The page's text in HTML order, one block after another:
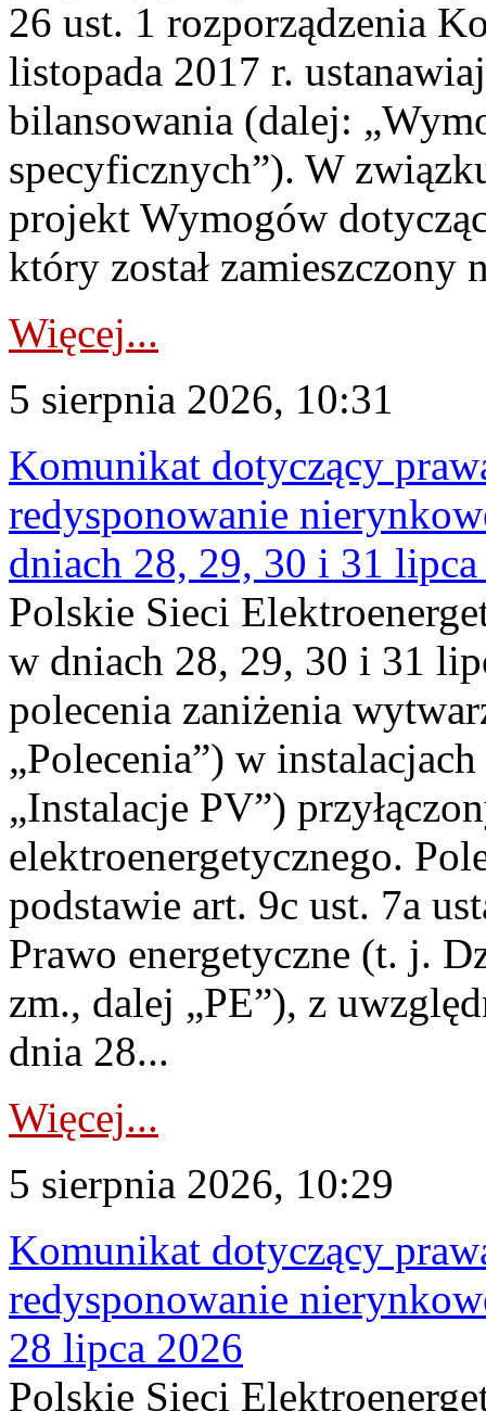
26 ust. 1 rozporządzenia
listopada 2017 r.
bilansowania (dalej:
specyficznych”). W
projekt Wymogów
który został zamieszczony
Więcej...
5 sierpnia 2026, 10:31
Komunikat dotyczący
redysponowanie
dniach 28, 29, 30 i 31
Polskie Sieci
w dniach 28, 29, 30 i 31
polecenia zaniżenia
„Polecenia”) w
„Instalacje PV”)
elektroenergetycznego.
podstawie art. 9c ust. 7a
Prawo energetyczne (t. j.
zm., dalej „PE”), z
dnia 28...
Więcej...
5 sierpnia 2026, 10:29
Komunikat dotyczący
redysponowanie
28 lipca 2026
Polskie Sieci